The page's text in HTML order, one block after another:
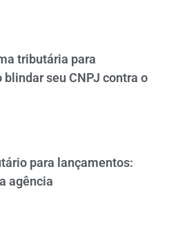
tributária para
seu CNPJ contra o
para lançamentos:
agência